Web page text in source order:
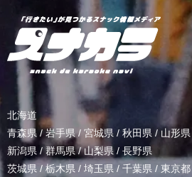
北海道
青森県 / 岩手県/ 宮城県 / 秋田県 / 山形県
新潟県 /群馬県/山梨県 / 長野県
茨城県 / 栃木県 / 埼玉県 / 千葉県 / 東京都